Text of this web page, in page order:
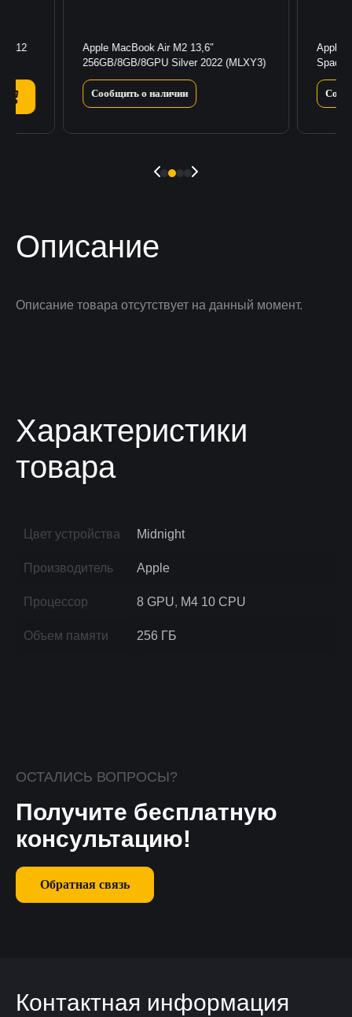
512
Apple MacBook Air M2 13,6″
256GB/8GB/8GPU Silver 2022 (MLXY3)
Сообщить о наличии
Apple
Space
Описание
Описание товара отсутствует на данный момент.
Характеристики
товара
Цвет устройства Midnight
Производитель Apple
Процессор 8 GPU, M4 10 CPU
Объем памяти 256 ГБ
ОСТАЛИСЬ ВОПРОСЫ?
Получите бесплатную
консультацию!
Обратная связь
Контактная информация